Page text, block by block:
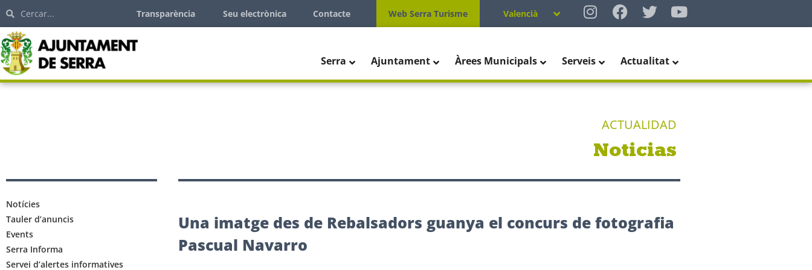
Transparència Seu electrònica Contacte Web Serra Turisme Valencià
Serra Ajuntament Àrees Municipals Serveis Actualitat
ACTUALIDAD
Noticias
Notícies
Tauler d’anuncis
Events
Serra Informa
Servei d’alertes informatives
Una imatge des de Rebalsadors guanya el concurs de fotografia
Pascual Navarro